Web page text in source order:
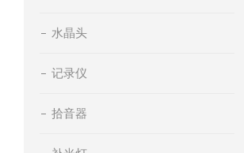
水晶头
记录仪
拾音器